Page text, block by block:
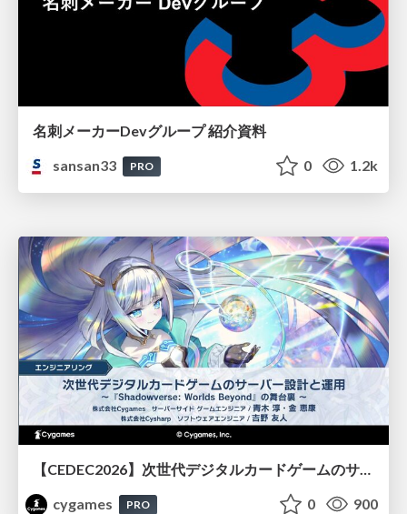
名刺メーカーDevグループ 紹介資料
sansan33
PRO 0 1.2k
【CEDEC2026】次世代デジタルカードゲームのサーバー設計と運用 〜『Shadowverse: Worlds Beyond』の舞台裏～
cygames
PRO 0 900